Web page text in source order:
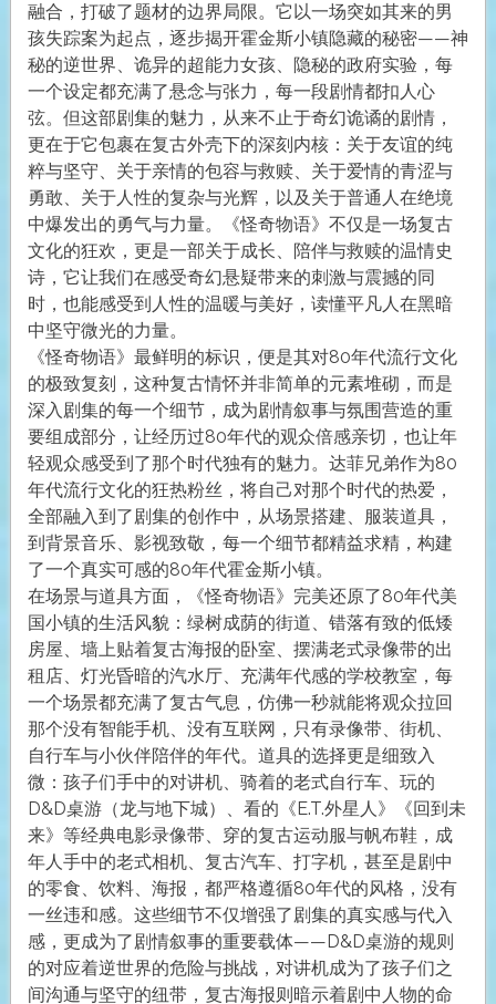
融合，打破了题材的边界局限。它以一场突如其来的男
孩失踪案为起点，逐步揭开霍金斯小镇隐藏的秘密——神
秘的逆世界、诡异的超能力女孩、隐秘的政府实验，每
一个设定都充满了悬念与张力，每一段剧情都扣人心
弦。但这部剧集的魅力，从来不止于奇幻诡谲的剧情，
更在于它包裹在复古外壳下的深刻内核：关于友谊的纯
粹与坚守、关于亲情的包容与救赎、关于爱情的青涩与
勇敢、关于人性的复杂与光辉，以及关于普通人在绝境
中爆发出的勇气与力量。《怪奇物语》不仅是一场复古
文化的狂欢，更是一部关于成长、陪伴与救赎的温情史
诗，它让我们在感受奇幻悬疑带来的刺激与震撼的同
时，也能感受到人性的温暖与美好，读懂平凡人在黑暗
中坚守微光的力量。
《怪奇物语》最鲜明的标识，便是其对80年代流行文化
的极致复刻，这种复古情怀并非简单的元素堆砌，而是
深入剧集的每一个细节，成为剧情叙事与氛围营造的重
要组成部分，让经历过80年代的观众倍感亲切，也让年
轻观众感受到了那个时代独有的魅力。达菲兄弟作为80
年代流行文化的狂热粉丝，将自己对那个时代的热爱，
全部融入到了剧集的创作中，从场景搭建、服装道具，
到背景音乐、影视致敬，每一个细节都精益求精，构建
了一个真实可感的80年代霍金斯小镇。
在场景与道具方面，《怪奇物语》完美还原了80年代美
国小镇的生活风貌：绿树成荫的街道、错落有致的低矮
房屋、墙上贴着复古海报的卧室、摆满老式录像带的出
租店、灯光昏暗的汽水厅、充满年代感的学校教室，每
一个场景都充满了复古气息，仿佛一秒就能将观众拉回
那个没有智能手机、没有互联网，只有录像带、街机、
自行车与小伙伴陪伴的年代。道具的选择更是细致入
微：孩子们手中的对讲机、骑着的老式自行车、玩的
D&D桌游（龙与地下城）、看的《E.T.外星人》《回到未
来》等经典电影录像带、穿的复古运动服与帆布鞋，成
年人手中的老式相机、复古汽车、打字机，甚至是剧中
的零食、饮料、海报，都严格遵循80年代的风格，没有
一丝违和感。这些细节不仅增强了剧集的真实感与代入
感，更成为了剧情叙事的重要载体——D&D桌游的规则
的对应着逆世界的危险与挑战，对讲机成为了孩子们之
间沟通与坚守的纽带，复古海报则暗示着剧中人物的命